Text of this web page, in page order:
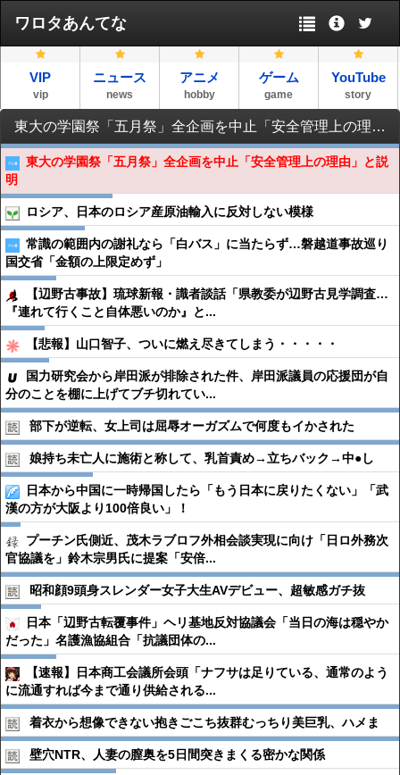
ワロタあんてな
VIP
vip
ニュース
news
アニメ
hobby
ゲーム
game
YouTube
story
東大の学園祭「五月祭」全企画を中止「安全管理上の理由」と説明
東大の学園祭「五月祭」全企画を中止「安全管理上の理由」と説
明
ロシア、日本のロシア産原油輸入に反対しない模様
常識の範囲内の謝礼なら「白バス」に当たらず…磐越道事故巡り
国交省「金額の上限定めず」
【辺野古事故】琉球新報・識者談話「県教委が辺野古見学調査…
『連れて行くこと自体悪いのか』と...
【悲報】山口智子、ついに燃え尽きてしまう・・・・・
国力研究会から岸田派が排除された件、岸田派議員の応援団が自
分のことを棚に上げてブチ切れてい...
部下が逆転、女上司は屈辱オーガズムで何度もイかされた
娘持ち未亡人に施術と称して、乳首責め→立ちバック→中●︎し
日本から中国に一時帰国したら「もう日本に戻りたくない」「武
漢の方が大阪より100倍良い」！
プーチン氏側近、茂木ラブロフ外相会談実現に向け「日ロ外務次
官協議を」鈴木宗男氏に提案「安倍...
昭和顔9頭身スレンダー女子大生AVデビュー、超敏感ガチ抜
日本「辺野古転覆事件」ヘリ基地反対協議会「当日の海は穏やか
だった」名護漁協組合「抗議団体の...
【速報】日本商工会議所会頭「ナフサは足りている、通常のよう
に流通すれば今まで通り供給される...
着衣から想像できない抱きごこち抜群むっちり美巨乳、ハメま
壁穴NTR、人妻の膣奥を5日間突きまくる密かな関係